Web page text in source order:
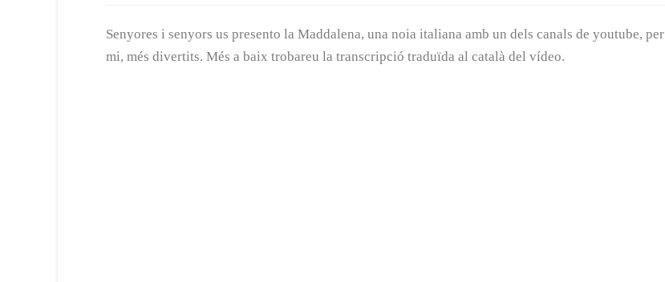
Senyores i senyors us presento la Maddalena, una noia italiana amb un dels canals de youtube, per
mi, més divertits. Més a baix trobareu la transcripció traduïda al català del vídeo.